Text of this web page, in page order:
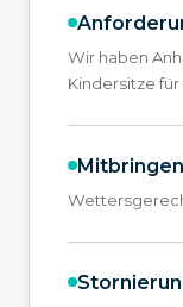
Wir haben
Kindersitze
Mitbringen